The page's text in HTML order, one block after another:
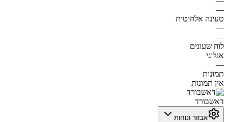
—
טעינה אלחוטית
—
—
לוח שעונים
אנלוגי
—
תמונות
אין תמונות
דאשבורד
אבזור ונוחות